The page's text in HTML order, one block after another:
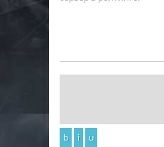
b i u